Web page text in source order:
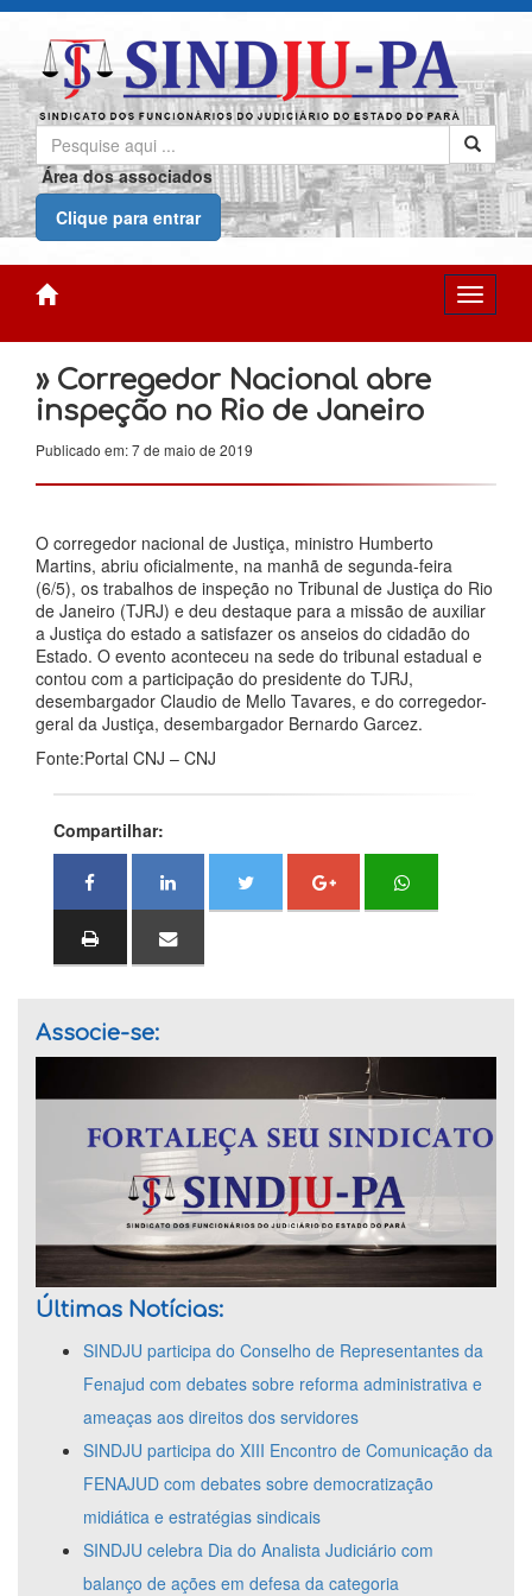
Área dos associados
Clique para entrar
» Corregedor Nacional abre
inspeção no Rio de Janeiro
Publicado em: 7 de maio de 2019
O corregedor nacional de Justiça, ministro Humberto
Martins, abriu oficialmente, na manhã de segunda-feira
(6/5), os trabalhos de inspeção no Tribunal de Justiça do Rio
de Janeiro (TJRJ) e deu destaque para a missão de auxiliar
a Justiça do estado a satisfazer os anseios do cidadão do
Estado. O evento aconteceu na sede do tribunal estadual e
contou com a participação do presidente do TJRJ,
desembargador Claudio de Mello Tavares, e do corregedor-
geral da Justiça, desembargador Bernardo Garcez.
Fonte:Portal CNJ – CNJ
Compartilhar:
Associe-se:
Últimas Notícias:
SINDJU participa do Conselho de Representantes da
Fenajud com debates sobre reforma administrativa e
ameaças aos direitos dos servidores
SINDJU participa do XIII Encontro de Comunicação da
FENAJUD com debates sobre democratização
midiática e estratégias sindicais
SINDJU celebra Dia do Analista Judiciário com
balanço de ações em defesa da categoria